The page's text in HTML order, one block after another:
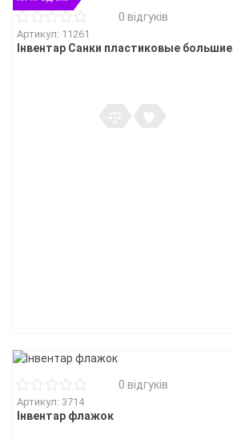
0 відгуків
Артикул: 11261
Інвентар Санки пластиковые большие
0 відгуків
Артикул: 3714
Інвентар флажок